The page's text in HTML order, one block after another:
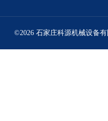
©2026 石家庄科源机械设备